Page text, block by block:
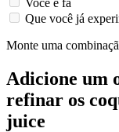
Você é fã
Que você já
Monte uma
Adicione um
refinar os
juice